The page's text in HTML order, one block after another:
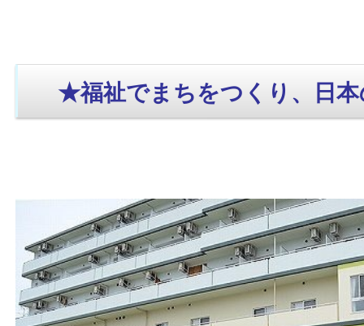
★福祉でまちをつくり、日